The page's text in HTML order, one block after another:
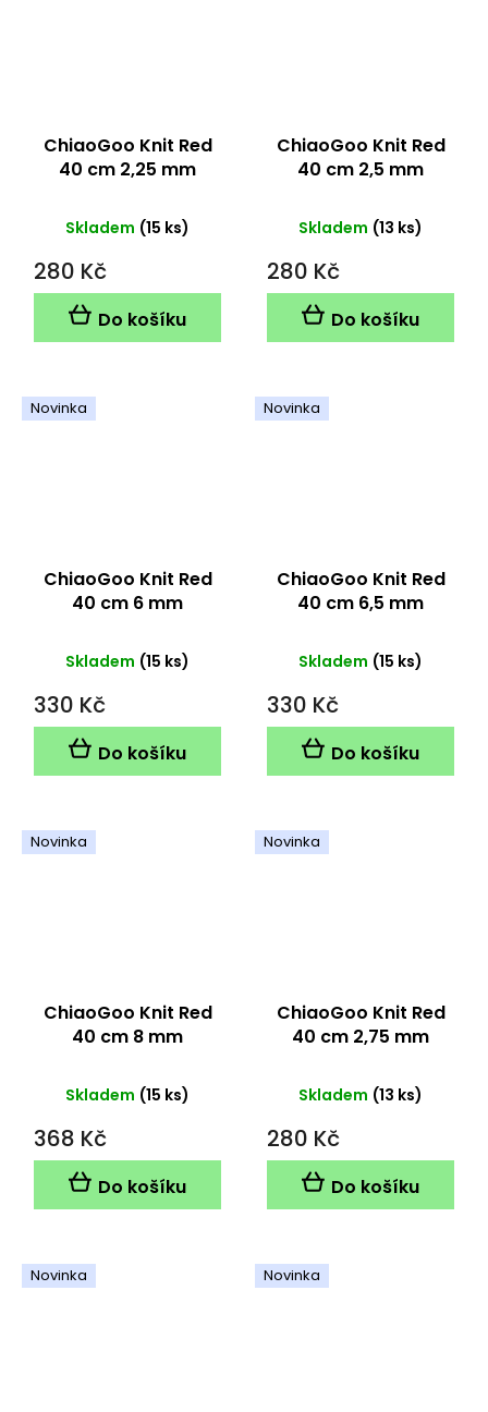
ChiaoGoo Knit Red
40 cm 2,25 mm
Skladem (15 ks)
280 Kč
Do košíku
ChiaoGoo Knit Red
40 cm 2,5 mm
Skladem (13 ks)
280 Kč
Do košíku
Novinka
ChiaoGoo Knit Red
40 cm 6 mm
Skladem (15 ks)
330 Kč
Do košíku
Novinka
ChiaoGoo Knit Red
40 cm 6,5 mm
Skladem (15 ks)
330 Kč
Do košíku
Novinka
ChiaoGoo Knit Red
40 cm 8 mm
Skladem (15 ks)
368 Kč
Do košíku
Novinka
ChiaoGoo Knit Red
40 cm 2,75 mm
Skladem (13 ks)
280 Kč
Do košíku
Novinka Novinka